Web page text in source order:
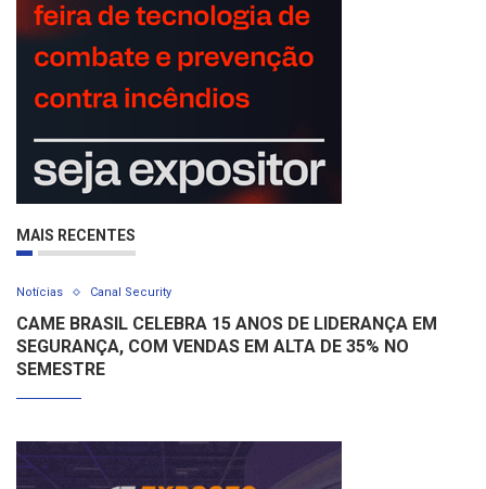
MAIS RECENTES
Notícias Canal Security
CAME BRASIL CELEBRA 15 ANOS DE LIDERANÇA EM
SEGURANÇA, COM VENDAS EM ALTA DE 35% NO
SEMESTRE